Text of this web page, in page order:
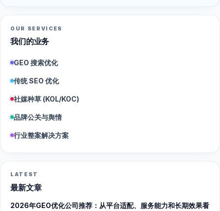
OUR SERVICES
我们的业务
GEO 搜索优化
传统 SEO 优化
社媒种草 (KOL/KOC)
品牌公关与舆情
行业整案解决方案
LATEST
最新文章
2026年GEO优化公司推荐：从平台适配、服务能力和长期效果看